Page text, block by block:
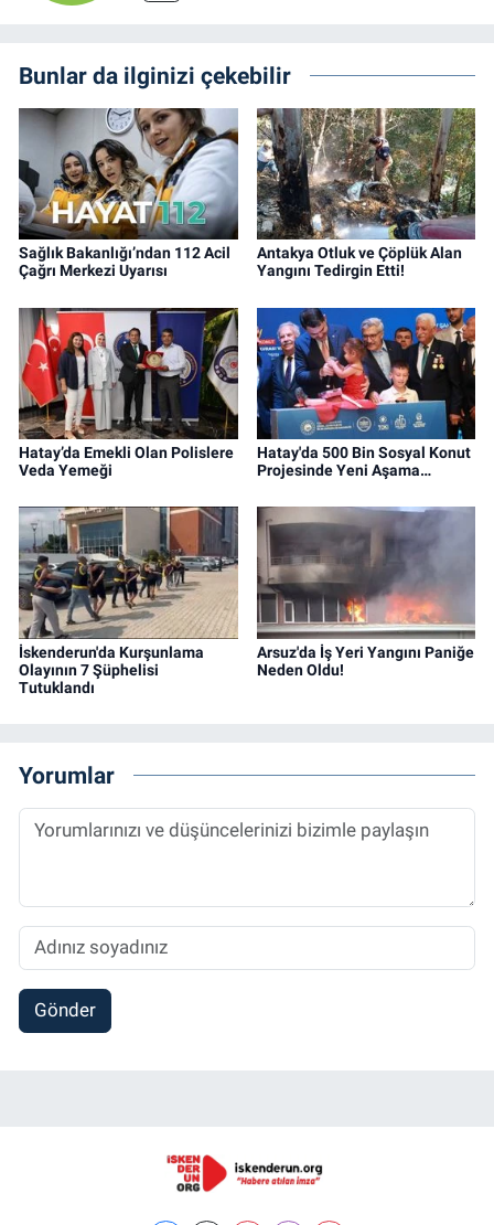
Bunlar da ilginizi çekebilir
Sağlık Bakanlığı’ndan 112 Acil
Çağrı Merkezi Uyarısı
Antakya Otluk ve Çöplük Alan
Yangını Tedirgin Etti!
Hatay’da Emekli Olan Polislere
Veda Yemeği
Hatay'da 500 Bin Sosyal Konut
Projesinde Yeni Aşama…
İskenderun'da Kurşunlama
Olayının 7 Şüphelisi
Tutuklandı
Arsuz'da İş Yeri Yangını Paniğe
Neden Oldu!
Yorumlar
Gönder